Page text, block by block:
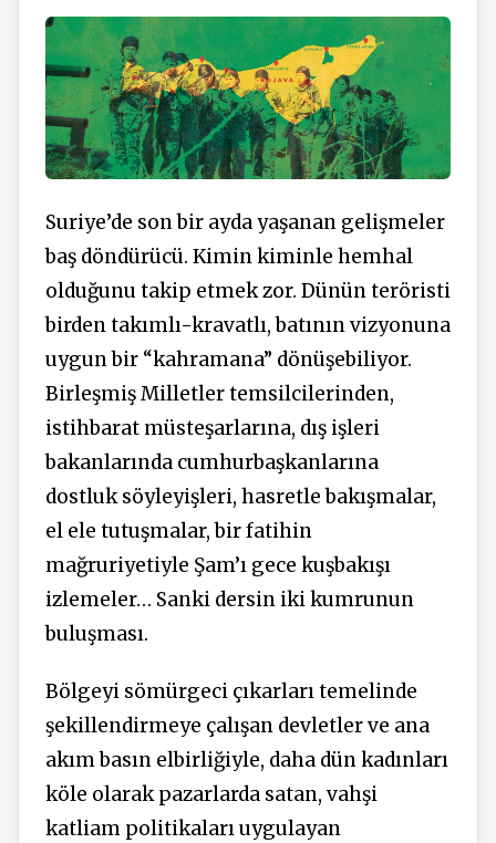
Suriye’de son bir ayda yaşanan gelişmeler
baş döndürücü. Kimin kiminle hemhal
olduğunu takip etmek zor. Dünün teröristi
birden takımlı-kravatlı, batının vizyonuna
uygun bir “kahramana” dönüşebiliyor.
Birleşmiş Milletler temsilcilerinden,
istihbarat müsteşarlarına, dış işleri
bakanlarında cumhurbaşkanlarına
dostluk söyleyişleri, hasretle bakışmalar,
el ele tutuşmalar, bir fatihin
mağruriyetiyle Şam’ı gece kuşbakışı
izlemeler… Sanki dersin iki kumrunun
buluşması.
Bölgeyi sömürgeci çıkarları temelinde
şekillendirmeye çalışan devletler ve ana
akım basın elbirliğiyle, daha dün kadınları
köle olarak pazarlarda satan, vahşi
katliam politikaları uygulayan